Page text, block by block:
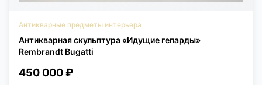
Антикварные предметы интерьера
Антикварная скульптура «Идущие гепарды»
Rembrandt Bugatti
450 000 ₽